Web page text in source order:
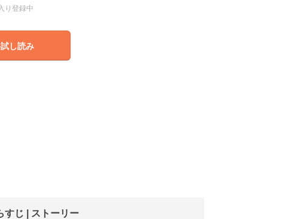
り登録中
し読み
すじ | ストーリー